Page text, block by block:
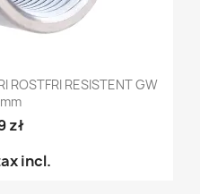
ROSTFRI RESISTENT GW
zł
incl.